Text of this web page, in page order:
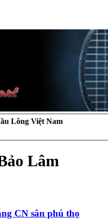
Lông Việt Nam
Lâm
CN sân phú thọ